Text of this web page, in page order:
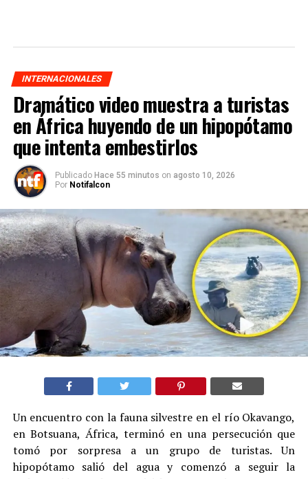
INTERNACIONALES
Dramático video muestra a turistas
en África huyendo de un hipopótamo
que intenta embestirlos
Publicado Hace 55 minutos on agosto 10, 2026
Por Notifalcon
Un encuentro con la fauna silvestre en el río Okavango,
en Botsuana, África, terminó en una persecución que
tomó por sorpresa a un grupo de turistas. Un
hipopótamo salió del agua y comenzó a seguir la